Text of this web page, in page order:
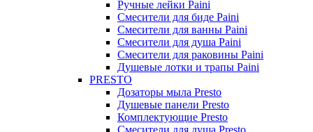
Ручные лейки Paini
Смесители для биде Paini
Смесители для ванны Paini
Смесители для душа Paini
Смесители для раковины Paini
Душевые лотки и трапы Paini
PRESTO
Дозаторы мыла Presto
Душевые панели Presto
Комплектующие Presto
Смесители для душа Presto